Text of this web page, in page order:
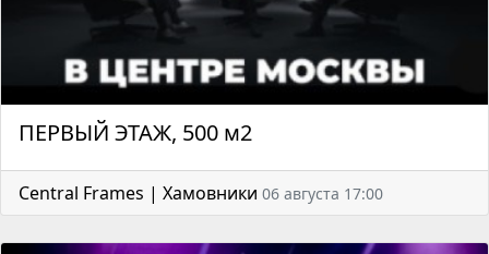
ПЕРВЫЙ ЭТАЖ, 500 м2
Central Frames | Хамовники 06 августа 17:00